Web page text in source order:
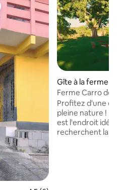
Gîte à la ferme ⋅
Ferme Carro de
Profitez d'une
pleine nature ! La
est l'endroit idéal
recherchent la